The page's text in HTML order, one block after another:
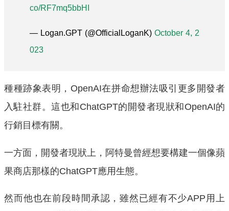
co/RF7mq5bbHI
— Logan.GPT (@OfficialLoganK) October 4, 2
023
種種跡象表明，OpenAI在拼命想辦法吸引更多開發者
入駐社群。這也和ChatGPT的開發者現狀和OpenAI的
行銷目標有關。
一方面，開發者現狀上，阿特曼曾經想要構建一個像蘋
果商店那樣的ChatGPT應用生態。
然而他也在前段時間承認，雖然已經有不少APP用上